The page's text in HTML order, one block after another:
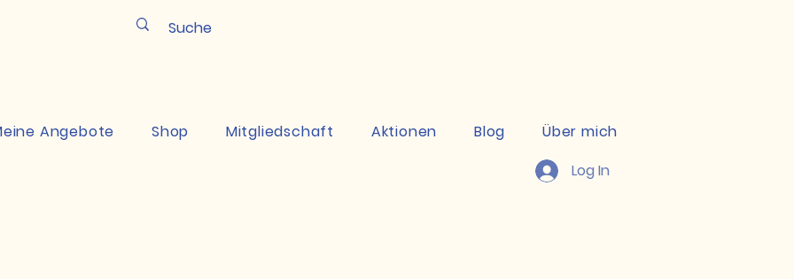
Angebote Shop Mitgliedschaft Aktionen Blog
Über mich
Log In